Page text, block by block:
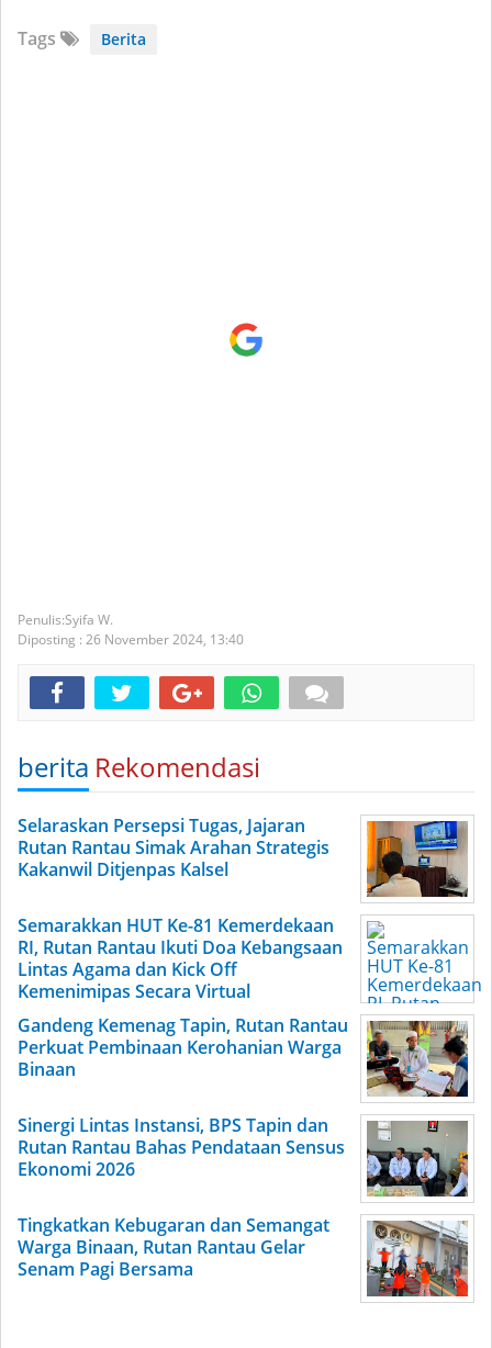
Tags Berita
Syifa W.
Diposting : 26 November 2024, 13:40
berita Rekomendasi
Selaraskan Persepsi Tugas, Jajaran
Rutan Rantau Simak Arahan Strategis
Kakanwil Ditjenpas Kalsel
Semarakkan HUT Ke-81 Kemerdekaan
RI, Rutan Rantau Ikuti Doa Kebangsaan
Lintas Agama dan Kick Off
Kemenimipas Secara Virtual
Gandeng Kemenag Tapin, Rutan Rantau
Perkuat Pembinaan Kerohanian Warga
Binaan
Sinergi Lintas Instansi, BPS Tapin dan
Rutan Rantau Bahas Pendataan Sensus
Ekonomi 2026
Tingkatkan Kebugaran dan Semangat
Warga Binaan, Rutan Rantau Gelar
Senam Pagi Bersama